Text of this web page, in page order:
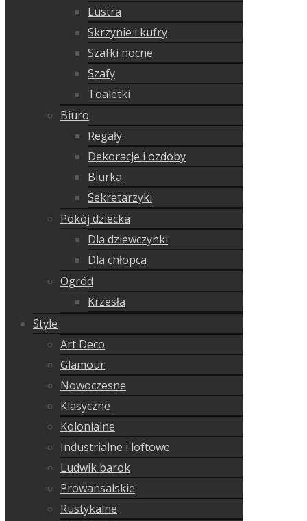
Lustra
Skrzynie i kufry
Szafki nocne
Szafy
Toaletki
Biuro
Regały
Dekoracje i ozdoby
Biurka
Sekretarzyki
Pokój dziecka
Dla dziewczynki
Dla chłopca
Ogród
Krzesła
Style
Art Deco
Glamour
Nowoczesne
Klasyczne
Kolonialne
Industrialne i loftowe
Ludwik barok
Prowansalskie
Rustykalne